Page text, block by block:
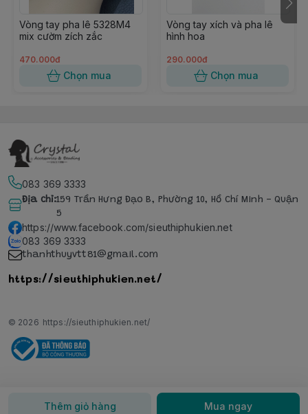
Thêm giỏ hàng Mua ngay
Vòng tay pha lê 5328M4
mix cườm zích zắc
470.000đ
Chọn mua
Vòng tay xích và pha lê
hình hoa
290.000đ
Chọn mua
083 369 3333
Địa chỉ:159 Trần Hưng Đạo B, Phường 10, Hồ Chí Minh - Quận
5
https://www.facebook.com/sieuthiphukien.net
083 369 3333
thanhthuyvtt81@gmail.com
https://sieuthiphukien.net/
© 2026 https://sieuthiphukien.net/